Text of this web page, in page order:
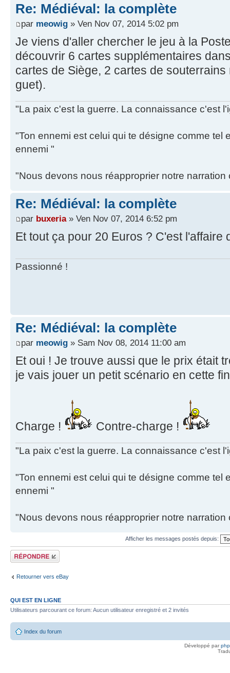
Re: Médiéval: la complète
par meowig » Ven Nov 07, 2014 5:02 pm
Je viens d'aller chercher le jeu à la
découvrir 6 cartes supplémentaires
cartes de Siège, 2 cartes de
guet).
"La paix c'est la guerre. La connaissance c'est
"Ton ennemi est celui qui te désigne comme tel
ennemi "
"Nous devons nous réapproprier notre narration
Re: Médiéval: la complète
par buxeria» Ven Nov 07, 2014 6:52 pm
Et tout ça pour 20 Euros ? C'est l'affaire
Passionné !
Re: Médiéval: la complète
par meowig » Sam Nov 08, 2014 11:00 am
Et oui ! Je trouve aussi que le prix était
je vais jouer un petit scénario en cette
Charge ! Contre-charge !
"La paix c'est la guerre. La connaissance c'est
"Ton ennemi est celui qui te désigne comme tel
ennemi "
"Nous devons nous réapproprier notre narration
Afficher les messages postés depuis:
Répondre
Retourner vers eBay
QUI EST EN LIGNE
Utilisateurs parcourant ce forum: Aucun utilisateur enregistré et 2 invités
Index du forum
Développé par